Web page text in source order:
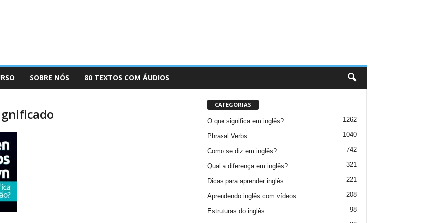
SOBRE NÓS 80 TEXTOS COM ÁUDIOS
CATEGORIAS
O que significa em inglês? 1262
Phrasal Verbs 1040
Como se diz em inglês? 742
Qual a diferença em inglês? 321
Dicas para aprender inglês 221
Aprendendo inglês com vídeos 208
Estruturas do inglês 98